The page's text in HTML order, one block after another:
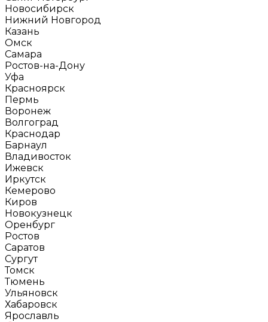
Новосибирск
Нижний Новгород
Казань
Омск
Самара
Ростов-на-Дону
Уфа
Красноярск
Пермь
Воронеж
Волгоград
Краснодар
Барнаул
Владивосток
Ижевск
Иркутск
Кемерово
Киров
Новокузнецк
Оренбург
Ростов
Саратов
Сургут
Томск
Тюмень
Ульяновск
Хабаровск
Ярославль